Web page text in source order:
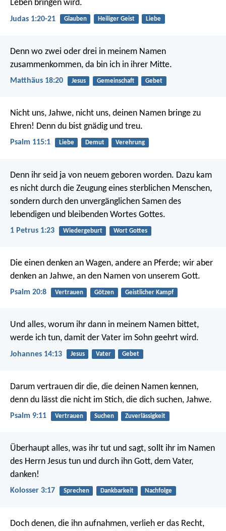
Leben bringen wird.
Judas 1:20-21 Glauben Heiliger Geist Liebe
Denn wo zwei oder drei in meinem Namen
zusammenkommen, da bin ich in ihrer Mitte.
Matthäus 18:20 Jesus Gemeinschaft Gebet
Nicht uns, Jahwe, nicht uns, deinen Namen bringe zu
Ehren! Denn du bist gnädig und treu.
Psalm 115:1 Liebe Demut Verehrung
Denn ihr seid ja von neuem geboren worden. Dazu kam
es nicht durch die Zeugung eines sterblichen Menschen,
sondern durch den unvergänglichen Samen des
lebendigen und bleibenden Wortes Gottes.
1 Petrus 1:23 Wiedergeburt Wort Gottes
Die einen denken an Wagen, andere an Pferde; wir aber
denken an Jahwe, an den Namen von unserem Gott.
Psalm 20:8 Vertrauen Götzen Geistlicher Kampf
Und alles, worum ihr dann in meinem Namen bittet,
werde ich tun, damit der Vater im Sohn geehrt wird.
Johannes 14:13 Jesus Vater Gebet
Darum vertrauen dir die, die deinen Namen kennen,
denn du lässt die nicht im Stich, die dich suchen, Jahwe.
Psalm 9:11 Vertrauen Suchen Zuverlässigkeit
Überhaupt alles, was ihr tut und sagt, sollt ihr im Namen
des Herrn Jesus tun und durch ihn Gott, dem Vater,
danken!
Kolosser 3:17 Sprechen Dankbarkeit Nachfolge
Doch denen, die ihn aufnahmen, verlieh er das Recht,